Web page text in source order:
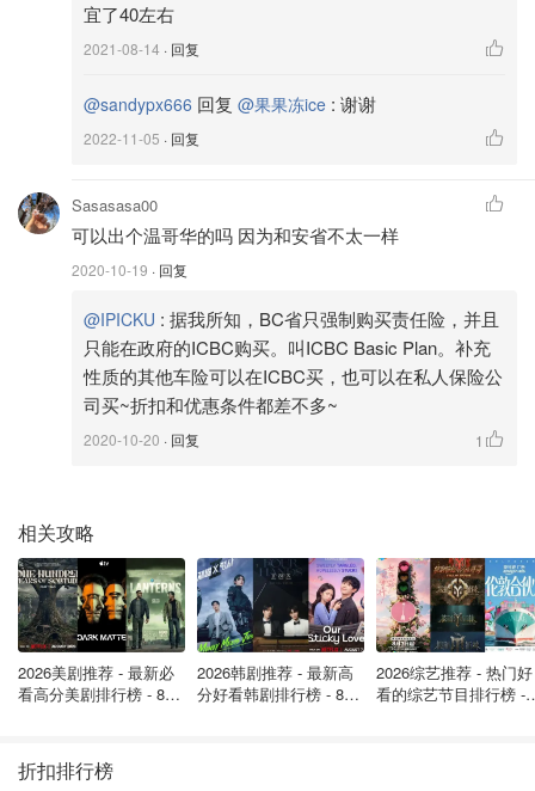
除了强制购买的车险，最常见的补充车险有：
碰撞险 Collision insurance：碰撞险赔偿的是你的车在与
其他车、物发生碰撞后产生的修车、换车费用。
综合险 Comprehensive insurance
物、盗窃、火灾地震泥石流等。
交通事故理赔宽恕险 Collision forgiveness insurance：
保障首次发生全责或部分责任的交通事故后，不涨保险费。
一般来说，如果车龄较大，就不值得为它买碰撞险和综合险
了。碰撞险和综合险都有自付额（deductible）。举个例
低。
宜了40左右
2021-08-14 · 回复
@sandypx666 回复 @果果冻ice : 谢谢
2022-11-05 · 回复
Sasasasa00
可以出个温哥华的吗 因为和安省不太一样
2020-10-19 · 回复
@IPICKU : 据我所知，BC省只强制购买责任险，并且
只能在政府的ICBC购买。叫ICBC Basic Plan。补充
性质的其他车险可以在ICBC买，也可以在私人保险公
司买~折扣和优惠条件都差不多~
2020-10-20 · 回复 1
相关攻略
2026美剧推荐 - 最新必
看高分美剧排行榜 - 8月
2026韩剧推荐 - 最新高
分好看韩剧排行榜 - 8月
2026综艺推荐 - 热门好
看的综艺节目排行榜 -
折扣排行榜